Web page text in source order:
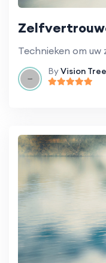
ByVision